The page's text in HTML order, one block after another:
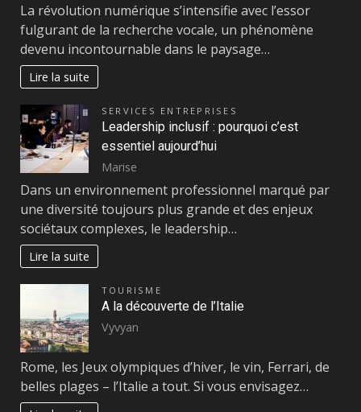
La révolution numérique s’intensifie avec l’essor
fulgurant de la recherche vocale, un phénomène
devenu incontournable dans le paysage…
Lire la suite
SERVICES ENTREPRISES
Leadership inclusif : pourquoi c’est
essentiel aujourd’hui
Marise
Dans un environnement professionnel marqué par
une diversité toujours plus grande et des enjeux
sociétaux complexes, le leadership…
Lire la suite
TOURISME
A la découverte de l’Italie
Vyvyan
Rome, les Jeux olympiques d’hiver, le vin, Ferrari, de
belles plages – l’Italie a tout. Si vous envisagez…